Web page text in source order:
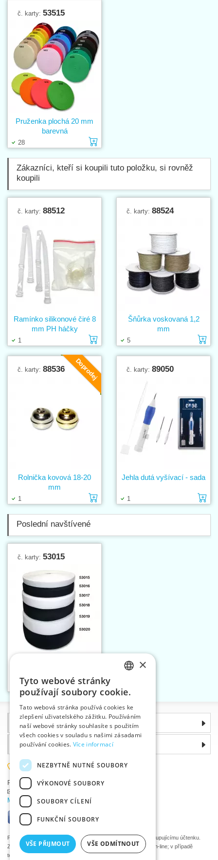
č. karty: 53515
28
Pruženka plochá 20 mm
barevná
Zákazníci, kteří si koupili tuto položku, si rovněž
koupili
č. karty: 88512
1 Vložit do košíku
Ramínko silikonové čiré 8
mm PH háčky
č. karty: 88524
5
Šňůrka voskovaná 1,2
mm
Doprodej
č. karty: 88536
1 Vložit do košíku
Rolnička kovová 18-20
mm
č. karty: 89050
1
Jehla dutá vyšívací - sada
Poslední navštívené
č. karty: 53015
Vložit do košíku
Informace
Proč si zvolit právě nás
585 051 217
Plzeňská 868, 783 91 Uničov, Česká republika
Položit dotaz
Máte problémy s přihlášením ?
Podle zákona o evidenci tržeb je prodávající povinen vystavit kupujícímu účtenku.
Zároveň je povinen zaevidovat přijatou tržbu u správce daně on-line; v případě
technického výpadku pak nejpozději do 48 hodin.
ENGLISH
GERMAN
×
Tyto webové stránky
používají soubory cookie.
Tato webová stránka používá cookies ke
zlepšení uživatelského zážitku. Používáním
naší webové stránky souhlasíte s použitím
všech cookies v souladu s našimi zásadami
používání cookies. Více informací
NEZBYTNĚ NUTNÉ SOUBORY
VÝKONOVÉ SOUBORY
SOUBORY CÍLENÍ
FUNKČNÍ SOUBORY
VŠE PŘIJMOUT VŠE ODMÍTNOUT